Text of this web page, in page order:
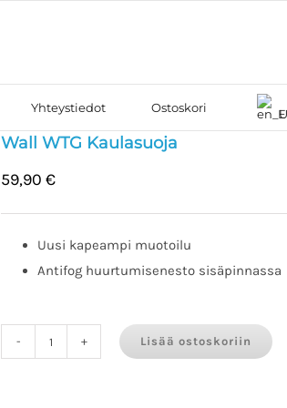
Yhteystiedot Ostoskori
Wall WTG Kaulasuoja
59,90 €
Uusi kapeampi muotoilu
Antifog huurtumisenesto sisäpinnassa
Lisää ostoskoriin